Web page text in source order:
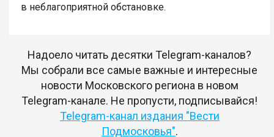
в неблагоприятной обстановке.
Надоело читать десятки Telegram-каналов?
Мы собрали все самые важные и интересные
новости Московского региона в новом
Telegram-канале. Не пропусти, подписывайся!
Telegram-канал издания "Вести
Подмосковья".